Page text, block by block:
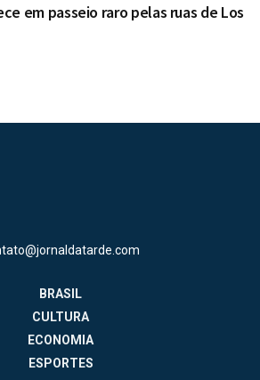
em passeio raro pelas ruas de Los
BRASIL
CULTURA
ECONOMIA
ESPORTES